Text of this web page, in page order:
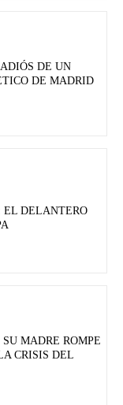
DE UN
DE MADRID
EL DELANTERO
MADRE ROMPE
CRISIS DEL